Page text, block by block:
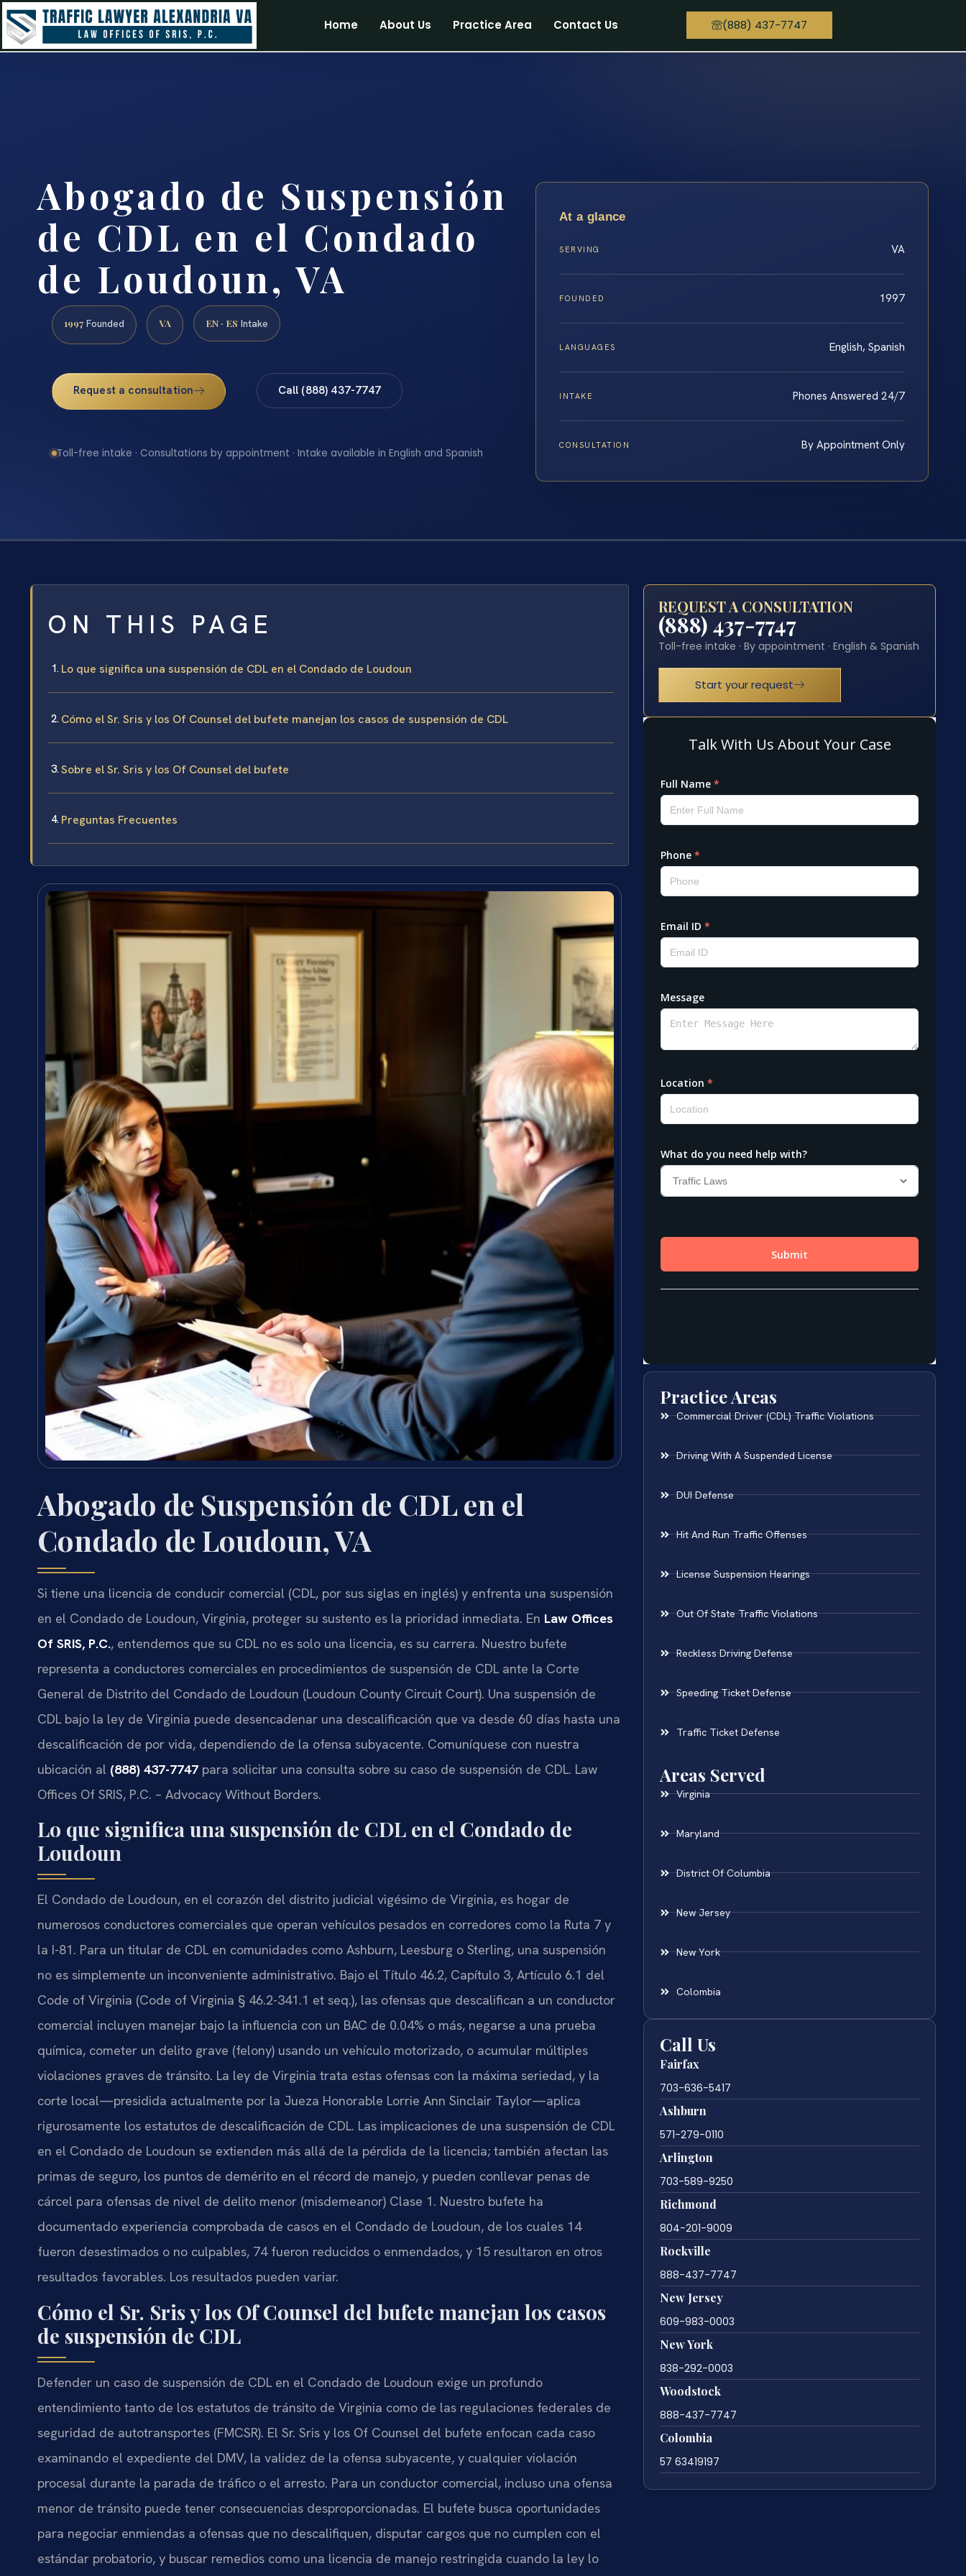
Home About Us Practice Area Contact Us (888) 437-7747
Abogado de Suspensión
de CDL en el Condado
de Loudoun, VA
1997 Founded VA EN · ES Intake
Request a consultation Call (888) 437-7747
Toll-free intake · Consultations by appointment · Intake available in English and Spanish
At a glance
SERVING VA
FOUNDED 1997
LANGUAGES English, Spanish
INTAKE Phones Answered 24/7
CONSULTATION By Appointment Only
ON THIS PAGE
Lo que significa una suspensión de CDL en el Condado de Loudoun
Cómo el Sr. Sris y los Of Counsel del bufete manejan los casos de suspensión de CDL
Sobre el Sr. Sris y los Of Counsel del bufete
Preguntas Frecuentes
Abogado de Suspensión de CDL en el
Condado de Loudoun, VA
Si tiene una licencia de conducir comercial (CDL, por sus siglas en inglés) y enfrenta una suspensión
en el Condado de Loudoun, Virginia, proteger su sustento es la prioridad inmediata. En Law Offices
Of SRIS, P.C., entendemos que su CDL no es solo una licencia, es su carrera. Nuestro bufete
representa a conductores comerciales en procedimientos de suspensión de CDL ante la Corte
General de Distrito del Condado de Loudoun (Loudoun County Circuit Court). Una suspensión de
CDL bajo la ley de Virginia puede desencadenar una descalificación que va desde 60 días hasta una
descalificación de por vida, dependiendo de la ofensa subyacente. Comuníquese con nuestra
ubicación al (888) 437-7747 para solicitar una consulta sobre su caso de suspensión de CDL. Law
Offices Of SRIS, P.C. – Advocacy Without Borders.
Lo que significa una suspensión de CDL en el Condado de
Loudoun
El Condado de Loudoun, en el corazón del distrito judicial vigésimo de Virginia, es hogar de
numerosos conductores comerciales que operan vehículos pesados en corredores como la Ruta 7 y
la I-81. Para un titular de CDL en comunidades como Ashburn, Leesburg o Sterling, una suspensión
no es simplemente un inconveniente administrativo. Bajo el Título 46.2, Capítulo 3, Artículo 6.1 del
Code of Virginia (Code of Virginia § 46.2-341.1 et seq.), las ofensas que descalifican a un conductor
comercial incluyen manejar bajo la influencia con un BAC de 0.04% o más, negarse a una prueba
química, cometer un delito grave (felony) usando un vehículo motorizado, o acumular múltiples
violaciones graves de tránsito. La ley de Virginia trata estas ofensas con la máxima seriedad, y la
corte local—presidida actualmente por la Jueza Honorable Lorrie Ann Sinclair Taylor—aplica
rigurosamente los estatutos de descalificación de CDL. Las implicaciones de una suspensión de CDL
en el Condado de Loudoun se extienden más allá de la pérdida de la licencia; también afectan las
primas de seguro, los puntos de demérito en el récord de manejo, y pueden conllevar penas de
cárcel para ofensas de nivel de delito menor (misdemeanor) Clase 1. Nuestro bufete ha
documentado experiencia comprobada de casos en el Condado de Loudoun, de los cuales 14
fueron desestimados o no culpables, 74 fueron reducidos o enmendados, y 15 resultaron en otros
resultados favorables. Los resultados pueden variar.
Cómo el Sr. Sris y los Of Counsel del bufete manejan los casos
de suspensión de CDL
Defender un caso de suspensión de CDL en el Condado de Loudoun exige un profundo
entendimiento tanto de los estatutos de tránsito de Virginia como de las regulaciones federales de
seguridad de autotransportes (FMCSR). El Sr. Sris y los Of Counsel del bufete enfocan cada caso
examinando el expediente del DMV, la validez de la ofensa subyacente, y cualquier violación
procesal durante la parada de tráfico o el arresto. Para un conductor comercial, incluso una ofensa
menor de tránsito puede tener consecuencias desproporcionadas. El bufete busca oportunidades
para negociar enmiendas a ofensas que no descalifiquen, disputar cargos que no cumplen con el
estándar probatorio, y buscar remedios como una licencia de manejo restringida cuando la ley lo
REQUEST A CONSULTATION
(888) 437-7747
Toll-free intake · By appointment · English & Spanish
Start your request
Practice Areas
Commercial Driver (CDL) Traffic Violations
Driving With A Suspended License
DUI Defense
Hit And Run Traffic Offenses
License Suspension Hearings
Out Of State Traffic Violations
Reckless Driving Defense
Speeding Ticket Defense
Traffic Ticket Defense
Areas Served
Virginia
Maryland
District Of Columbia
New Jersey
New York
Colombia
Call Us
Fairfax
703-636-5417
Ashburn
571-279-0110
Arlington
703-589-9250
Richmond
804-201-9009
Rockville
888-437-7747
New Jersey
609-983-0003
New York
838-292-0003
Woodstock
888-437-7747
Colombia
57 63419197